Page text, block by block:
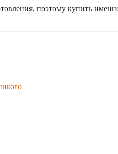
поэтому купить